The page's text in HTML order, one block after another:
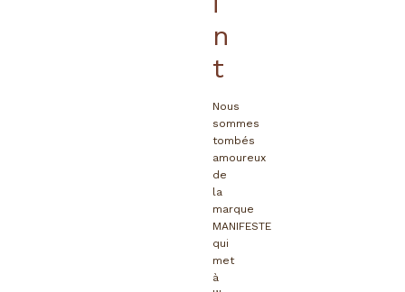
N
T
Nous
sommes
tombés
amoureux
de
la
marque
MANIFESTE
qui
met
à